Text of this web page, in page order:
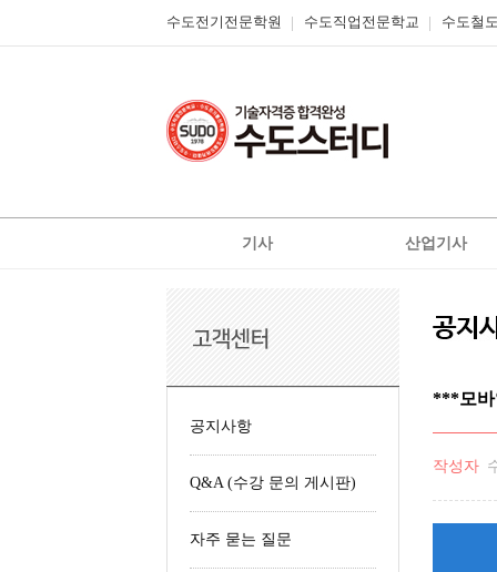
수도전기전문학원 수도직업전문학교 수도철
기사
정보통신
신재생에너지발전설비
일반기계
가스
철도신호기사
산업기사
전기공사
신재생에너지발전설
***모바
작성자
공지사항
Q&A (수강 문의 게시판)
자주 묻는 질문